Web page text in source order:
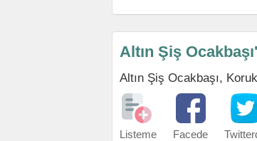
Altın Şiş
Altın Şiş Ocakbaşı,
Listeme
Facede